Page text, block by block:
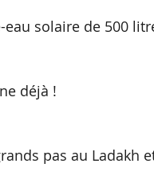
solaire de 500
déjà !
pas au Ladakh